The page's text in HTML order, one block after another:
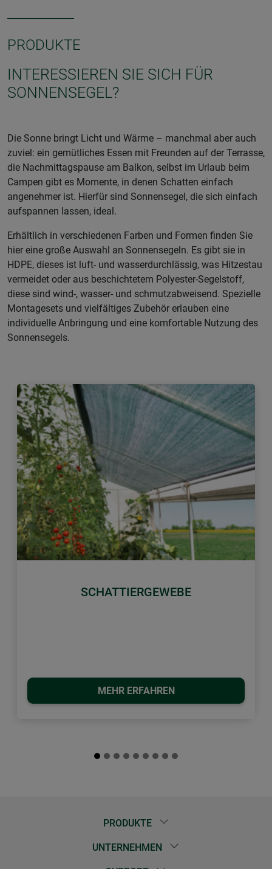
PRODUKTE
INTERESSIEREN SIE SICH FÜR
SONNENSEGEL?
Die Sonne bringt Licht und Wärme – manchmal aber auch
zuviel: ein gemütliches Essen mit Freunden auf der Terrasse,
die Nachmittagspause am Balkon, selbst im Urlaub beim
Campen gibt es Momente, in denen Schatten einfach
angenehmer ist. Hierfür sind Sonnensegel, die sich einfach
aufspannen lassen, ideal.
Erhältlich in verschiedenen Farben und Formen finden Sie
hier eine große Auswahl an Sonnensegeln. Es gibt sie in
HDPE, dieses ist luft- und wasserdurchlässig, was Hitzestau
vermeidet oder aus beschichtetem Polyester-Segelstoff,
diese sind wind-, wasser- und schmutzabweisend. Spezielle
Montagesets und vielfältiges Zubehör erlauben eine
individuelle Anbringung und eine komfortable Nutzung des
Sonnensegels.
SCHATTIERGEWEBE
MEHR ERFAHREN
Zurück Weiter
PRODUKTE
UNTERNEHMEN